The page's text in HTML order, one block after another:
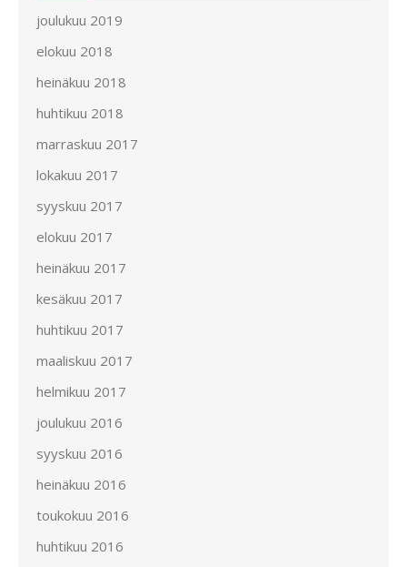
joulukuu 2019
elokuu 2018
heinäkuu 2018
huhtikuu 2018
marraskuu 2017
lokakuu 2017
syyskuu 2017
elokuu 2017
heinäkuu 2017
kesäkuu 2017
huhtikuu 2017
maaliskuu 2017
helmikuu 2017
joulukuu 2016
syyskuu 2016
heinäkuu 2016
toukokuu 2016
huhtikuu 2016